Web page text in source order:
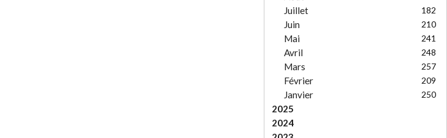
Juillet 182
Juin 210
Mai 241
Avril 248
Mars 257
Février 209
Janvier 250
2025
2024